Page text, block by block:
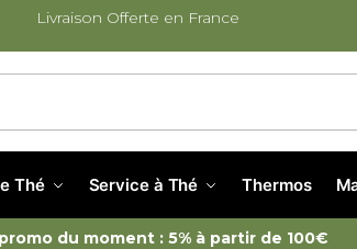
Livraison Offerte en France
Thé Service à Thé Thermos
du moment : 5% à partir de 100€